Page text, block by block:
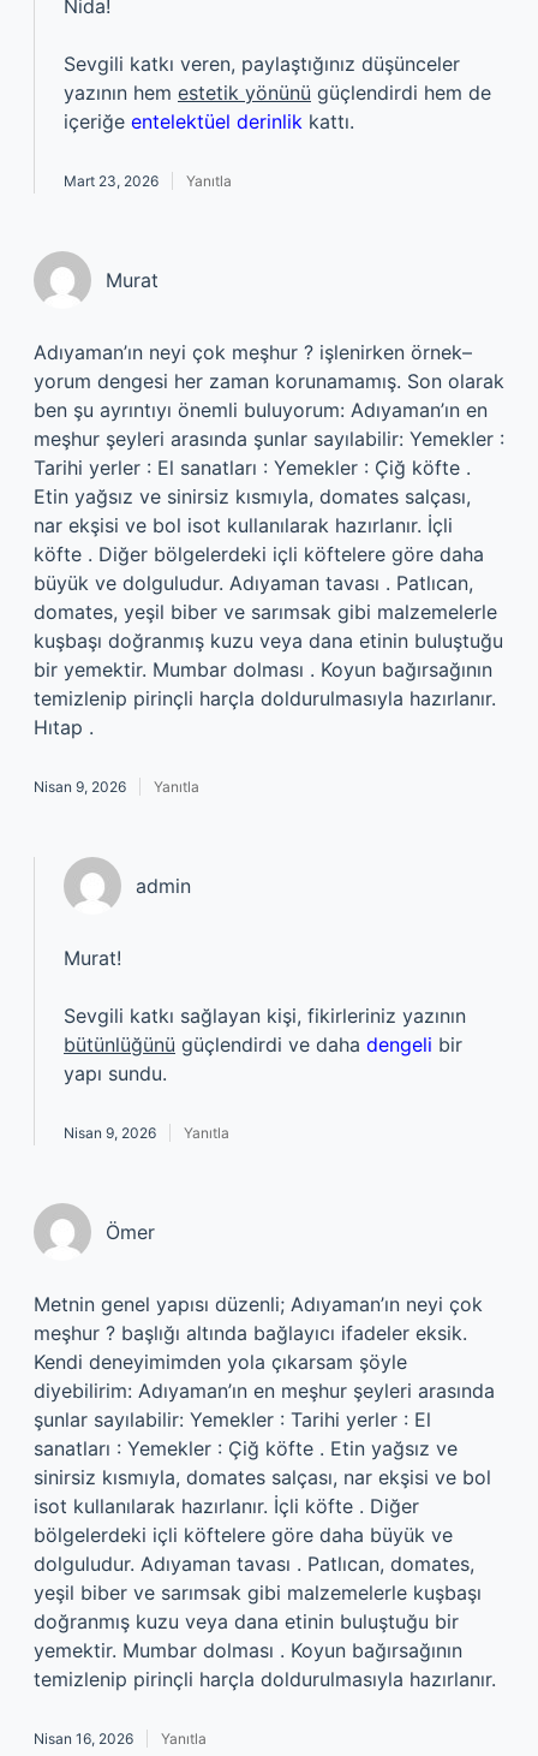
Nida!
Sevgili katkı veren, paylaştığınız düşünceler
yazının hem estetik yönünü güçlendirdi hem de
içeriğe entelektüel derinlik kattı.
Mart 23, 2026 Yanıtla
Murat
Adıyaman’ın neyi çok meşhur ? işlenirken örnek–
yorum dengesi her zaman korunamamış. Son olarak
ben şu ayrıntıyı önemli buluyorum: Adıyaman’ın en
meşhur şeyleri arasında şunlar sayılabilir: Yemekler :
Tarihi yerler : El sanatları : Yemekler : Çiğ köfte .
Etin yağsız ve sinirsiz kısmıyla, domates salçası,
nar ekşisi ve bol isot kullanılarak hazırlanır. İçli
köfte . Diğer bölgelerdeki içli köftelere göre daha
büyük ve dolguludur. Adıyaman tavası . Patlıcan,
domates, yeşil biber ve sarımsak gibi malzemelerle
kuşbaşı doğranmış kuzu veya dana etinin buluştuğu
bir yemektir. Mumbar dolması . Koyun bağırsağının
temizlenip pirinçli harçla doldurulmasıyla hazırlanır.
Hıtap .
Nisan 9, 2026 Yanıtla
admin
Murat!
Sevgili katkı sağlayan kişi, fikirleriniz yazının
bütünlüğünü güçlendirdi ve daha dengeli bir
yapı sundu.
Nisan 9, 2026 Yanıtla
Ömer
Metnin genel yapısı düzenli; Adıyaman’ın neyi çok
meşhur ? başlığı altında bağlayıcı ifadeler eksik.
Kendi deneyimimden yola çıkarsam şöyle
diyebilirim: Adıyaman’ın en meşhur şeyleri arasında
şunlar sayılabilir: Yemekler : Tarihi yerler : El
sanatları : Yemekler : Çiğ köfte . Etin yağsız ve
sinirsiz kısmıyla, domates salçası, nar ekşisi ve bol
isot kullanılarak hazırlanır. İçli köfte . Diğer
bölgelerdeki içli köftelere göre daha büyük ve
dolguludur. Adıyaman tavası . Patlıcan, domates,
yeşil biber ve sarımsak gibi malzemelerle kuşbaşı
doğranmış kuzu veya dana etinin buluştuğu bir
yemektir. Mumbar dolması . Koyun bağırsağının
temizlenip pirinçli harçla doldurulmasıyla hazırlanır.
Nisan 16, 2026 Yanıtla